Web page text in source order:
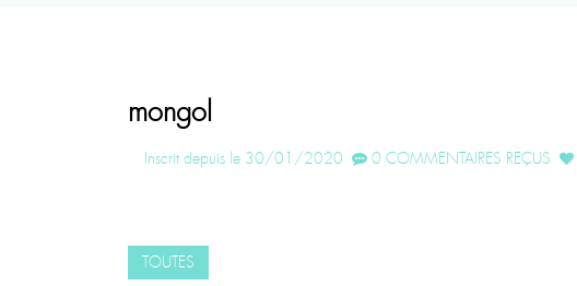
mongol
Inscrit depuis le 30/01/2020 0 COMMENTAIRES REÇUS
TOUTES